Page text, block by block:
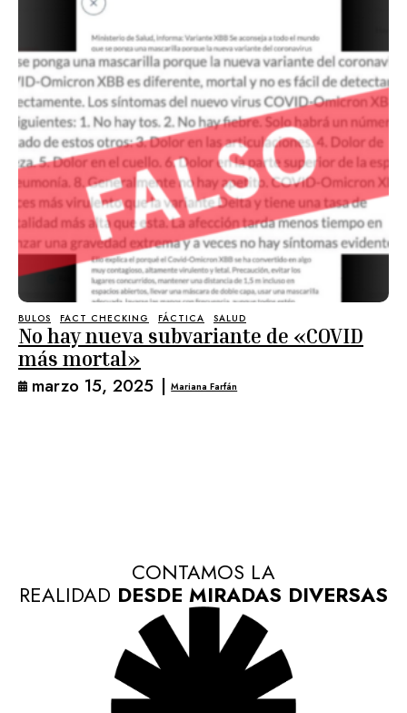
BULOS FACT CHECKING FÁCTICA SALUD
No hay nueva subvariante de «COVID
más mortal»
marzo 15, 2025 | Mariana Farfán
CONTAMOS LA
REALIDAD DESDE MIRADAS DIVERSAS